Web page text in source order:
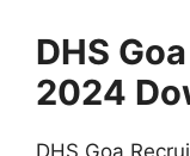
DHS
2024